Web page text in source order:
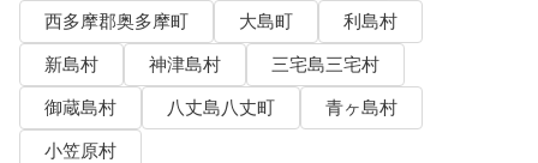
西多摩郡奥多摩町
大島町
利島村
新島村
神津島村
三宅島三宅村
御蔵島村
八丈島八丈町
青ヶ島村
小笠原村